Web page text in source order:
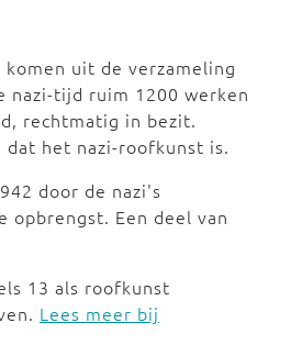
komen uit de verzameling
nazi-tijd ruim 1200 werken
rechtmatig in bezit.
dat het nazi-roofkunst is.
door de nazi's
opbrengst. Een deel van
13 als roofkunst
Lees meer bij